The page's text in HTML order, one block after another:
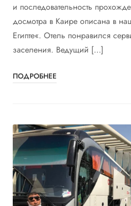
и последовательность
досмотра в Каире описана в
Египте«. Отель понравился
заселения. Ведущий […]
ПОДРОБНЕЕ